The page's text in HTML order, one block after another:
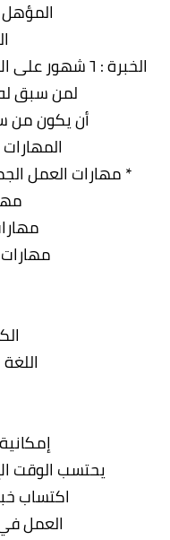
الخبرة : ٦
لمن سبق
أن يكون من
* مهارات العمل
مهارات
يحتسب الوقت
اكتساب
العمل